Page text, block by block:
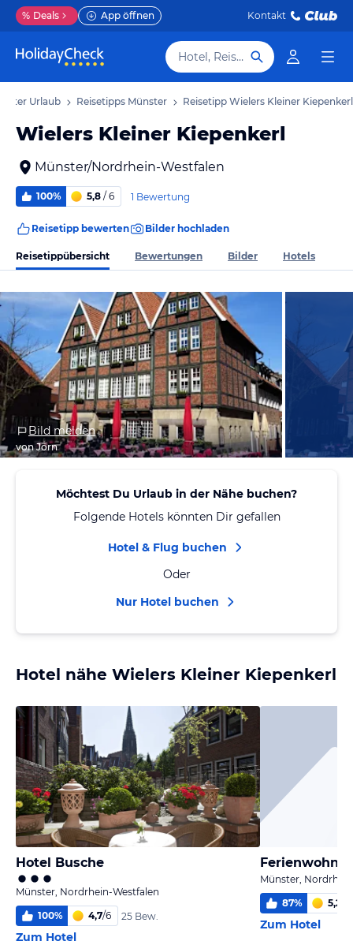
% Deals App öffnen Kontakt
Hotel, Reiseziel
Urlaub Reisetipps Münster Reisetipp Wielers Kleiner Kiepenkerl
Wielers Kleiner Kiepenkerl
Münster/Nordrhein-Westfalen
100% 5,8 / 6 1 Bewertung
Reisetipp bewerten Bilder hochladen
Reisetippübersicht Bewertungen Bilder Hotels
Bild melden
von Jörn
Möchtest Du Urlaub in der Nähe buchen?
Folgende Hotels könnten Dir gefallen
Hotel & Flug buchen
Oder
Nur Hotel buchen
Hotel nähe Wielers Kleiner Kiepenkerl
Hotel Busche
Münster, Nordrhein-Westfalen
100% 4,7/6 25 Bew.
Zum Hotel
Münster,
87% 5,2
Zum Hotel